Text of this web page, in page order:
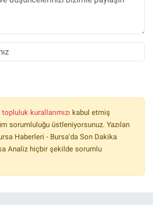
topluluk kurallarımızı kabul etmiş
sorumluluğu üstleniyorsunuz. Yazılan
Haberleri - Bursa'da Son Dakika
Analiz hiçbir şekilde sorumlu